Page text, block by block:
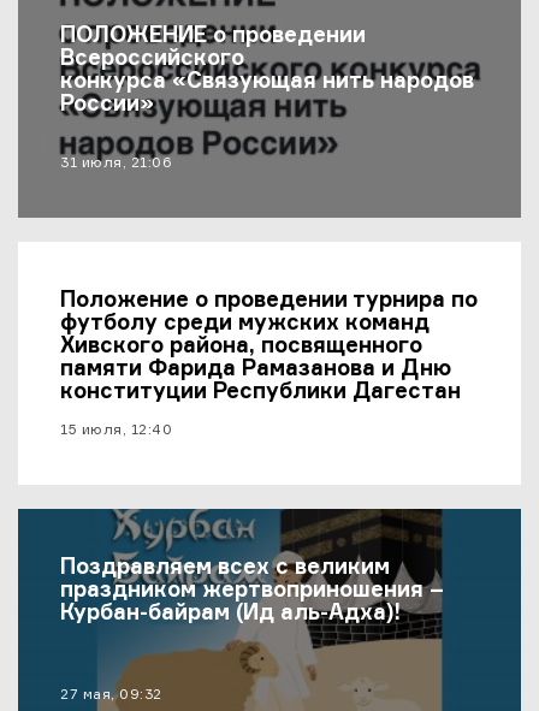
Последние Новости
ПОЛОЖЕНИЕ о проведении
Всероссийского
конкурса «Связующая нить народов
России»
материал опубликован
31 июля, 21:06
Положение о проведении турнира по
футболу среди мужских команд
Хивского района, посвященного
памяти Фарида Рамазанова и Дню
конституции Республики Дагестан
материал опубликован
15 июля, 12:40
Поздравляем всех с великим
праздником жертвоприношения –
Курбан-байрам (Ид аль-Адха)!
материал опубликован
27 мая, 09:32